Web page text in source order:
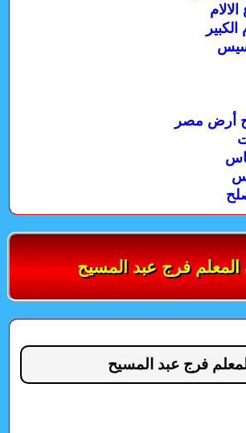
أرض مصر
المعلم فرج عبد المسيح
فرج عبد المسيح